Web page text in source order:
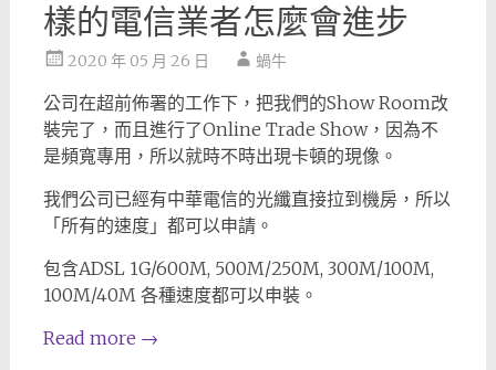
樣的電信業者怎麼會進步
2020 年 05 月 26 日 蝸牛
公司在超前佈署的工作下，把我們的Show Room改
裝完了，而且進行了Online Trade Show，因為不
是頻寬專用，所以就時不時出現卡頓的現像。
我們公司已經有中華電信的光纖直接拉到機房，所以
「所有的速度」都可以申請。
包含ADSL 1G/600M, 500M/250M, 300M/100M,
100M/40M 各種速度都可以申裝。
Read more →